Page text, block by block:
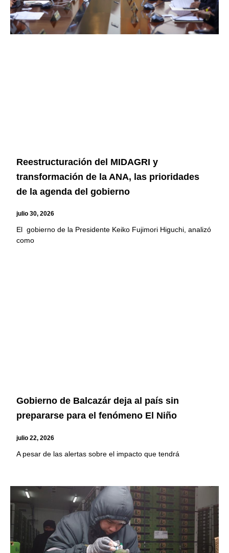
Reestructuración del MIDAGRI y
transformación de la ANA, las prioridades
de la agenda del gobierno
julio 30, 2026
El gobierno de la Presidente Keiko Fujimori Higuchi, analizó
como
Gobierno de Balcazár deja al país sin
prepararse para el fenómeno El Niño
julio 22, 2026
A pesar de las alertas sobre el impacto que tendrá